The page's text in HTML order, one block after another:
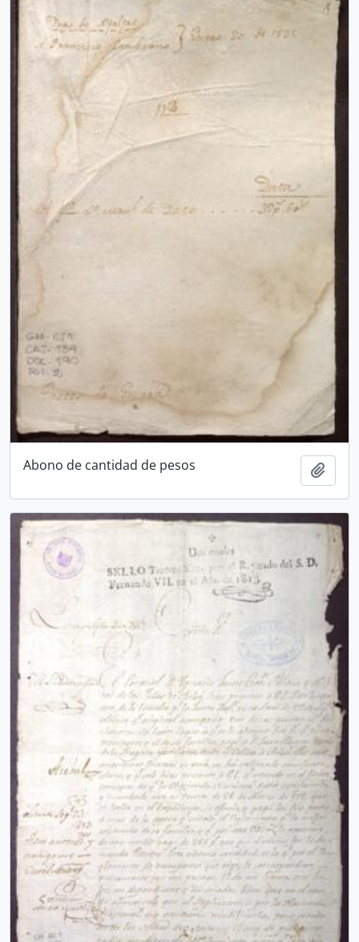
Abono de cantidad de pesos